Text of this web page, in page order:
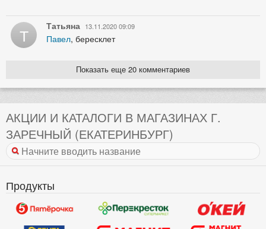
Т Татьяна 13.11.2020 09:09
Павел, бересклет
Показать еще 20 комментариев
АКЦИИ И КАТАЛОГИ В МАГАЗИНАХ Г.
ЗАРЕЧНЫЙ (ЕКАТЕРИНБУРГ)
Продукты